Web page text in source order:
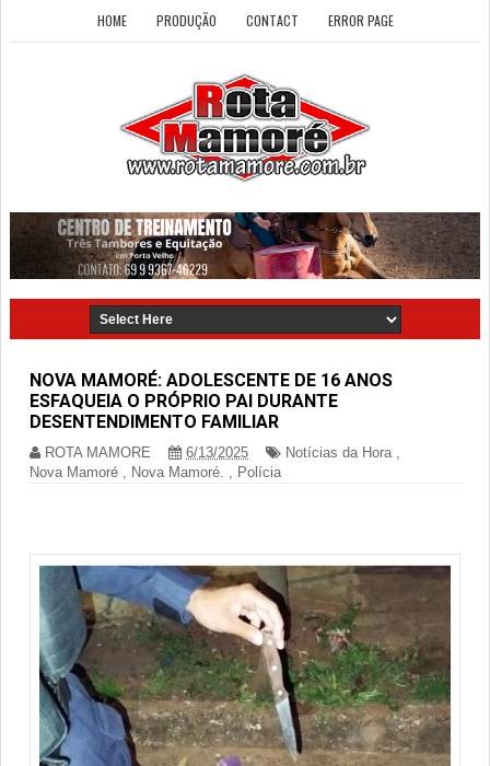
HOME PRODUÇÃO CONTACT ERROR PAGE
NOVA MAMORÉ: ADOLESCENTE DE 16 ANOS
ESFAQUEIA O PRÓPRIO PAI DURANTE
DESENTENDIMENTO FAMILIAR
ROTA MAMORE 6/13/2025 Notícias da Hora,
Nova Mamoré , Nova Mamoré. , Polícia